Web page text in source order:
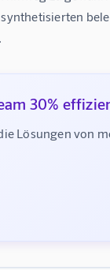
30%
Lösungen von